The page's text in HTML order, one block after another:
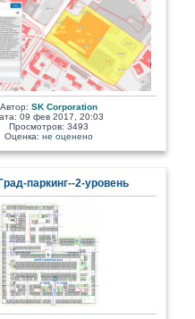
Автор: SK Corporation
09 фев 2017, 20:03
Просмотров: 3493
Оценка: не оценено
паркинг--2-уровень